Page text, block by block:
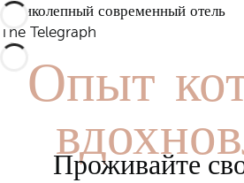
Великолепный современный отель
The Telegraph
Опыт,
Проживайте